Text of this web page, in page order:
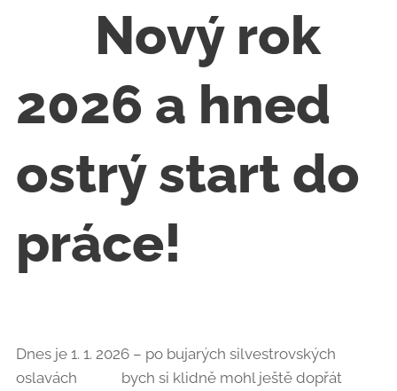
🎆 Nový rok
2026 a hned
ostrý start do
práce! 🔧🚿
Dnes je 1. 1. 2026 – po bujarých silvestrovských
oslavách 🍾🎉 bych si klidně mohl ještě dopřát